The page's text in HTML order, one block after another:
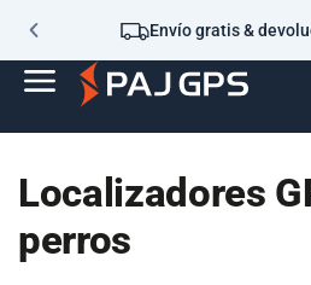
Envío gratis &
Localizadores
perros